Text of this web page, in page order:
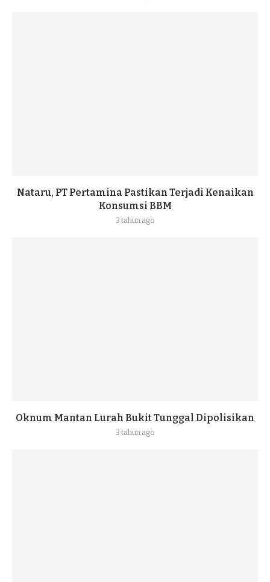
Nataru, PT Pertamina Pastikan Terjadi Kenaikan
Konsumsi BBM
3 tahun ago
Oknum Mantan Lurah Bukit Tunggal Dipolisikan
3 tahun ago